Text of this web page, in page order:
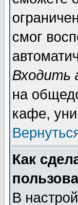
смог
Входить
на
кафе,
Как
В